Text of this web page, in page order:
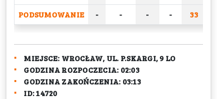
PODSUMOWANIE - - - - 33
MIEJSCE: WROCŁAW, UL. P.SKARGI, 9 LO
GODZINA ROZPOCZECIA: 02:03
GODZINA ZAKOŃCZENIA: 03:13
ID:14720